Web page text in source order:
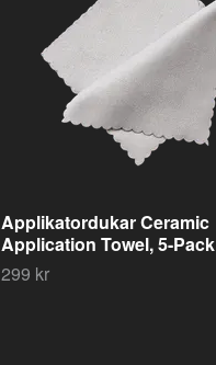
Applikatordukar Ceramic
Application Towel, 5-Pack
299 kr